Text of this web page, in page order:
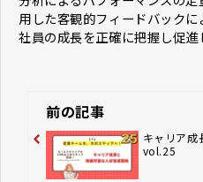
用した客観的フィードバックに
社員の成長を正確に把握し促進
前の記事
キャリア成
vol.25